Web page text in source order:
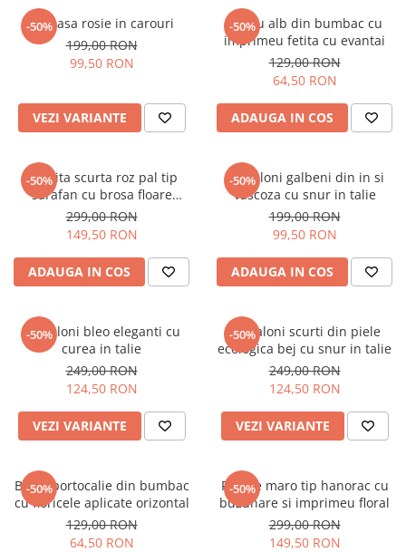
-50%
Camasa rosie in carouri
199,00 RON
99,50 RON
VEZI VARIANTE
-50%
Tricou alb din bumbac cu
imprimeu fetita cu evantai
129,00 RON
64,50 RON
ADAUGA IN COS
-50%
Rochita scurta roz pal tip
sarafan cu brosa floare
crosetata
299,00 RON
149,50 RON
ADAUGA IN COS
-50%
Pantaloni galbeni din in si
vascoza cu snur in talie
199,00 RON
99,50 RON
ADAUGA IN COS
-50%
Pantaloni bleo eleganti cu
curea in talie
249,00 RON
124,50 RON
VEZI VARIANTE
-50%
Pantaloni scurti din piele
ecologica bej cu snur in talie
249,00 RON
124,50 RON
VEZI VARIANTE
-50%
Bluza portocalie din bumbac
cu floricele aplicate orizontal
129,00 RON
64,50 RON
-50%
Rochie maro tip hanorac cu
buzunare si imprimeu floral
299,00 RON
149,50 RON